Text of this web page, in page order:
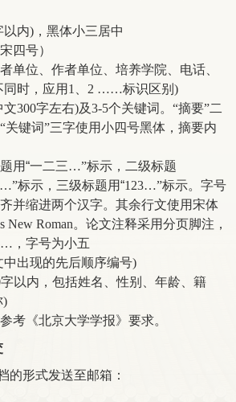
以内)，黑体小三居中
四号）
单位、作者单位、培养学院、电话、
同时，应用1、2 ……标识区别)
300字左右)及3-5个关键词。“摘要”二
关键词”三字使用小四号黑体，摘要内
用“一二三…”标示，二级标题
标示，三级标题用“123…”标示。字号
并缩进两个汉字。其余行文使用宋体
New Roman。论文注释采用分页脚注，
字号为小五
中出现的先后顺序编号)
以内，包括姓名、性别、年龄、籍
)
考《北京大学学报》要求。
的形式发送至邮箱：